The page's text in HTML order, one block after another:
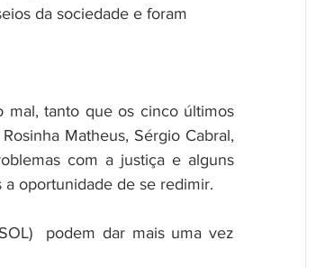
da sociedade e foram
tanto que os cinco últimos
Matheus, Sérgio Cabral,
com a justiça e alguns
oportunidade de se redimir.
podem dar mais uma vez